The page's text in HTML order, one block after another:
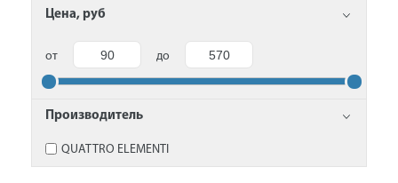
Цена, руб
от до
Производитель
QUATTRO ELEMENTI